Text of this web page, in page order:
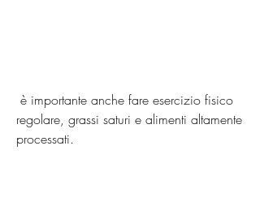
regolare, grassi saturi e alimenti altamente
processati.